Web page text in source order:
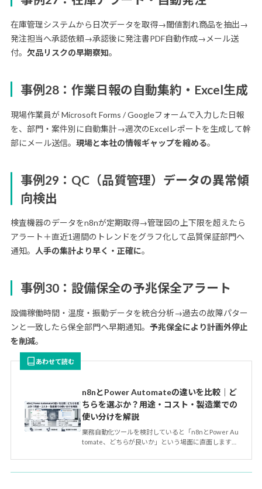
在庫管理システムから日次データを取得→閾値割れ商品を抽出→
発注担当へ承認依頼→承認後に発注書PDF自動作成→メール送
付。 欠品リスクの早期察知。
事例28：作業日報の自動集約・Excel生成
現場作業員が Microsoft Forms / Googleフォームで入力した日報
を、部門・案件別に自動集計→週次のExcelレポートを生成して幹
部にメール送信。 現場と本社の情報ギャップを縮める。
事例29：QC（品質管理）データの異常傾
向検出
検査機器のデータをn8nが定期取得→管理図の上下限を超えたら
アラート＋直近1週間のトレンドをグラフ化して品質保証部門へ
通知。
人手の集計より早く・正確に。
事例30：設備保全の予兆保全アラート
設備稼働時間・温度・振動データを統合分析→過去の故障パター
ンと一致したら保全部門へ早期通知。 予兆保全により計画外停止
を削減。
あわせて読む
n8nとPower Automateの違いを比較｜ど
ちらを選ぶか？用途・コスト・製造業での
使い分けを解説
業務自動化ツールを検討していると「n8nとPower Au
tomate、どちらが良いか」という場面に直面します。